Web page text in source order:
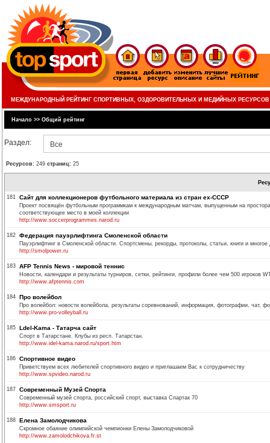
МЕЖДУНАРОДНЫЙ РЕЙТИНГ СПОРТИВНЫХ, ОЗДОРОВИТЕЛЬНЫХ И МЕДИЙНЫХ РЕСУРСОВ
Начало >> Общий рейтинг
Раздел: Все
Ресурсов: 249 страниц: 25
181 Сайт для коллекционеров футбольного материала из стран ex-СССР
Проект посвящён футбольным программкам к международным матчам, выпущенным на
соответствующее место в моей коллекции
http://www.soccerprogrammes.narod.ru
182 Федерация пауэрлифтинга Смоленской области
Пауэрлифтинг в Смоленской области. Спортсмены, рекорды, протоколы, статьи, книги и многое
http://smolpower.ru
183 AFP Tennis News - мировой теннис
Новости, календари и результаты турниров, сетки, рейтинги, профили более чем 500 игроков
http://www.afptennis.com
184 Про волейбол
Про волейбол: новости волейбола, результаты соревнований, информация, фотографии, чат,
http://www.pro-volleyball.ru
185 Ldel-Kama - Татарча сайт
Cпорт в Татарстане. Клубы из респ. Татарстан.
http://www.idel-kama.narod.ru/sport.htm
186 Спортивное видео
Приветствуем всех любителей спортивного видео и приглашаем Вас к сотрудничеству
http://www.spvideo.narod.ru
187 Современный Музей Спорта
Современный музей спорта, российский спорт, выставка Спартак 70
http://www.smsport.ru
188 Елена Замолодчикова
Скромное обаяние олимпийской чемпионки Елены Замолодчиковой
http://www.zamolodchikova.fr.st